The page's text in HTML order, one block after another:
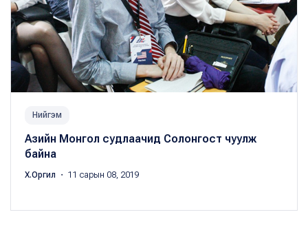
Нийгэм
Азийн Монгол судлаачид Солонгост чуулж
байна
Х.Оргил ・ 11 сарын 08, 2019